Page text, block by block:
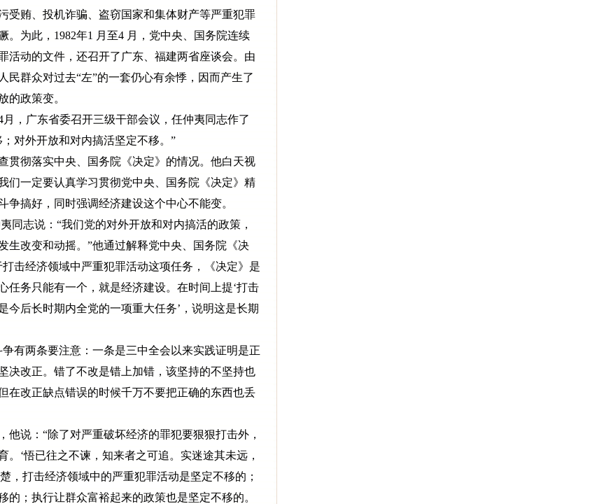
受贿、投机诈骗、盗窃国家和集体财产等严重犯罪
。为此，1982年1 月至4 月，党中央、国务院连续
活动的文件，还召开了广东、福建两省座谈会。由
民群众对过去“左”的一套仍心有余悸，因而产生了
的政策变。
，广东省委召开三级干部会议，任仲夷同志作了
对外开放和对内搞活坚定不移。”
贯彻落实中央、国务院《决定》的情况。他白天视
们一定要认真学习贯彻党中央、国务院《决定》精
搞好，同时强调经济建设这个中心不能变。
志说：“我们党的对外开放和对内搞活的政策，
生改变和动摇。”他通过解释党中央、国务院《决
击经济领域中严重犯罪活动这项任务，《决定》是
任务只能有一个，就是经济建设。在时间上提‘打击
今后长时期内全党的一项重大任务’，说明这是长期
有两条要注意：一条是三中全会以来实践证明是正
决改正。错了不改是错上加错，该坚持的不坚持也
在改正缺点错误的时候千万不要把正确的东西也丢
说：“除了对严重破坏经济的罪犯要狠狠打击外，
‘悟已往之不谏，知来者之可追。实迷途其未远，
，打击经济领域中的严重犯罪活动是坚定不移的；
的；执行让群众富裕起来的政策也是坚定不移的。